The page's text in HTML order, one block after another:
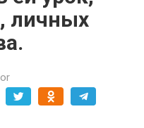
личных